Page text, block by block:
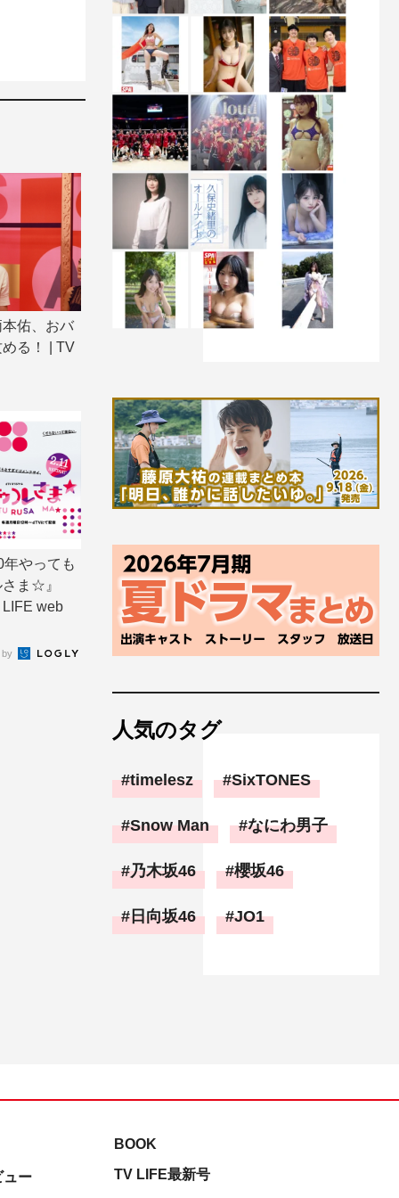
佑、おバ
る！ | TV
やっても
ま☆』
web
by
人気のタグ
timelesz SixTONES
Snow Man なにわ男子
乃木坂46 櫻坂46
日向坂46 JO1
ュー
BOOK
TV LIFE最新号